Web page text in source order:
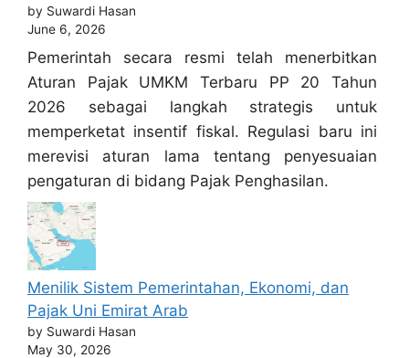
by Suwardi Hasan
June 6, 2026
Pemerintah secara resmi telah menerbitkan
Aturan Pajak UMKM Terbaru PP 20 Tahun
2026 sebagai langkah strategis untuk
memperketat insentif fiskal. Regulasi baru ini
merevisi aturan lama tentang penyesuaian
pengaturan di bidang Pajak Penghasilan.
Menilik Sistem Pemerintahan, Ekonomi, dan
Pajak Uni Emirat Arab
by Suwardi Hasan
May 30, 2026